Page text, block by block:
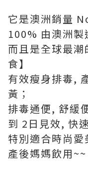
它是澳洲銷量
100% 由澳洲
而且是全球最
食】
有效瘦身排毒,
黃；
排毒通便, 舒緩
到 2日見效, 快
特別適合時尚
產後媽媽飲用~~